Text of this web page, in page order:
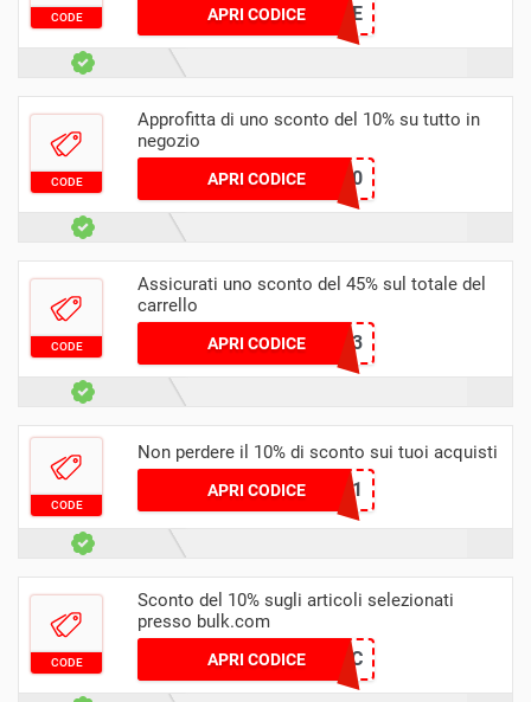
CODE APRI CODICEPIPOUNE
CODE
Approfitta di uno sconto del 10% su tutto in
negozio
APRI CODICE
WELCOME1030
CODE
Assicurati uno sconto del 45% sul totale del
carrello
APRI CODICE
ONEUSEAMAZE2023
CODE
Non perdere il 10% di sconto sui tuoi acquisti
APRI CODICE
NEWBULKER01
CODE
Sconto del 10% sugli articoli selezionati
presso bulk.com
APRI CODICE BIGC